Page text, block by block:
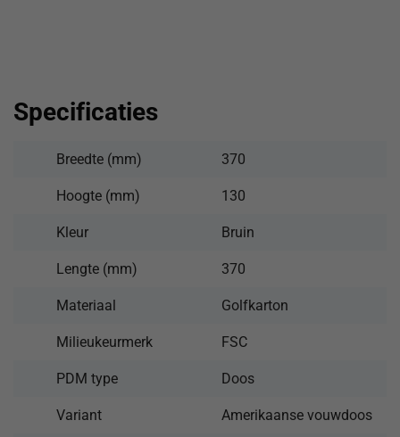
Specificaties
Breedte (mm) 370
Hoogte (mm) 130
Kleur Bruin
Lengte (mm) 370
Materiaal Golfkarton
Milieukeurmerk FSC
PDM type Doos
Variant Amerikaanse vouwdoos